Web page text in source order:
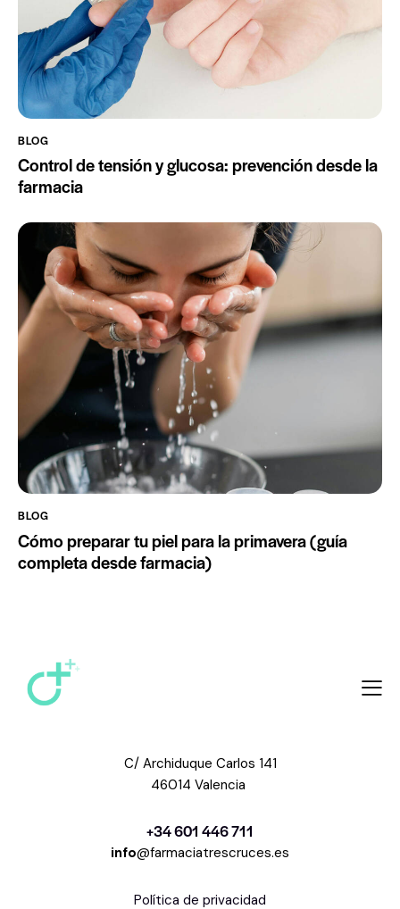
BLOG
Control de tensión y glucosa: prevención desde la
farmacia
BLOG
Cómo preparar tu piel para la primavera (guía
completa desde farmacia)
C/ Archiduque Carlos 141
46014 Valencia
+34 601 446 711
info@farmaciatrescruces.es
Política de privacidad